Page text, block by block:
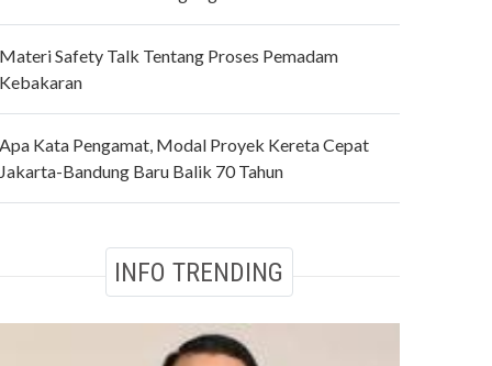
Safety Talk Tentang Proses Pemadam
Kata Pengamat, Modal Proyek Kereta Cepat
Bandung Baru Balik 70 Tahun
INFO TRENDING